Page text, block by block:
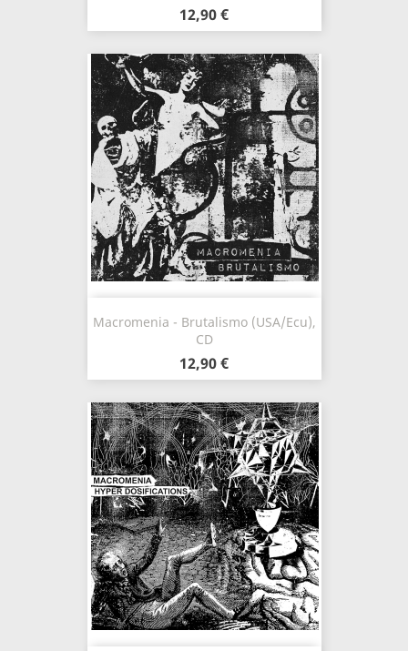
12,90 €
Macromenia - Brutalismo (USA/Ecu),
CD
12,90 €